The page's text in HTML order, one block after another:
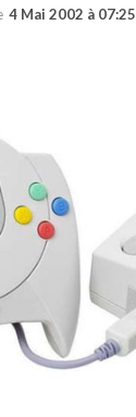
4 Mai 2002 à 07:25